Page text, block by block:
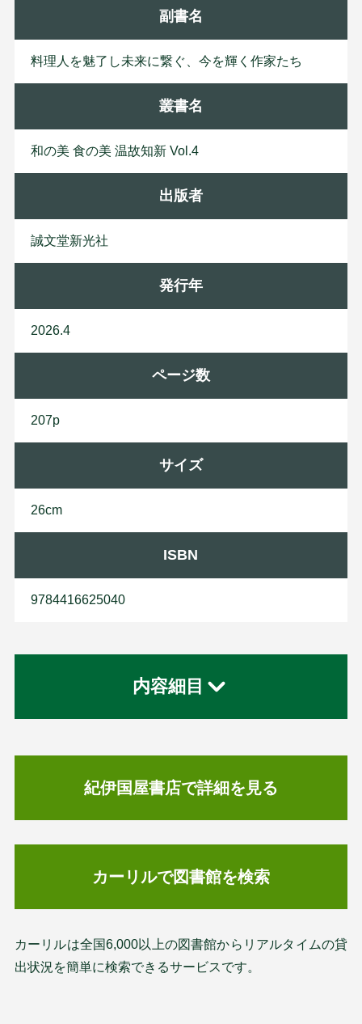
副書名
料理人を魅了し未来に繋ぐ、今を輝く作家たち
叢書名
和の美 食の美 温故知新 Vol.4
出版者
誠文堂新光社
発行年
2026.4
ページ数
207p
サイズ
26cm
ISBN
9784416625040
内容細目
紀伊国屋書店で詳細を見る
カーリルで図書館を検索
カーリルは全国6,000以上の図書館からリアルタイムの貸
出状況を簡単に検索できるサービスです。